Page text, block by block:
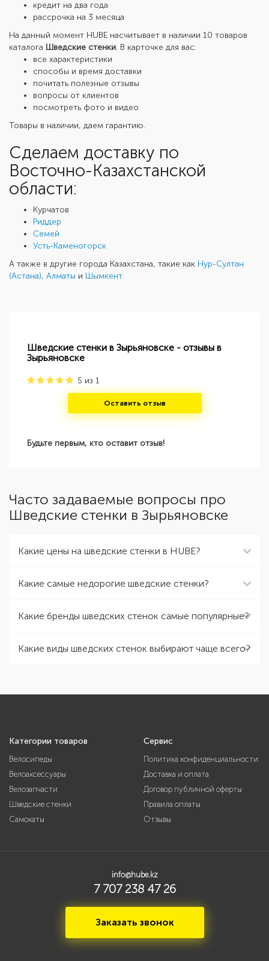
кредит на два года
рассрочка на 3 месяца
На данный момент HUBE насчитывает в наличии 10 товаров
каталога Шведские стенки. В карточке для вас:
все характеристики
способы и время доставки
почитать полезные отзывы
вопросы от клиентов
посмотреть фото и видео
Товары в наличии, даем гарантию.
Cделаем доставку по
Восточно-Казахстанской
области:
Курчатов
Риддер
Семей
Усть-Каменогорск
А также в другие города Казахстана, такие как Нур-Султан
(Астана), Алматы и Шымкент
Шведские стенки в Зырьяновске - отзывы в
Зырьяновске
5 из 1
Оставить отзыв
Будьте первым, кто оставит отзыв!
Часто задаваемые вопросы про
Шведские стенки в Зырьяновске
Какие цены на шведские стенки в HUBE?
Какие самые недорогие шведские стенки?
Какие бренды шведских стенок самые популярные?
Какие виды шведских стенок выбирают чаще всего?
Категории товаров
Велосипеды
Велоаксессуары
Велозапчасти
Шведские стенки
Самокаты
Сервис
Политика конфиденциальности
Доставка и оплата
Договор публичной оферты
Правила оплаты
Отзывы
info@hube.kz
7 707 238 47 26
Заказать звонок